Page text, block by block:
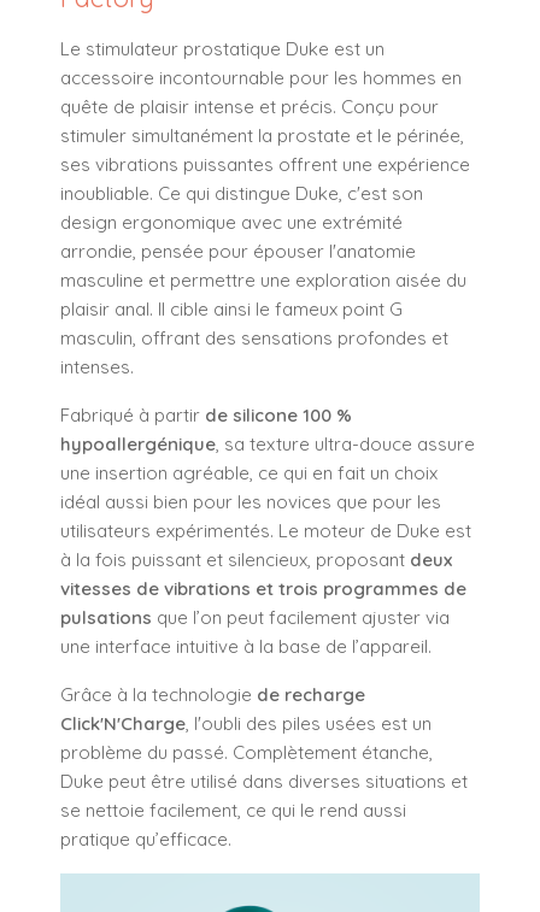
Le stimulateur prostatique Duke est un
accessoire incontournable pour les hommes en
quête de plaisir intense et précis. Conçu pour
stimuler simultanément la prostate et le périnée,
ses vibrations puissantes offrent une expérience
inoubliable. Ce qui distingue Duke, c'est son
design ergonomique avec une extrémité
arrondie, pensée pour épouser l'anatomie
masculine et permettre une exploration aisée du
plaisir anal. Il cible ainsi le fameux point G
masculin, offrant des sensations profondes et
intenses.
Fabriqué à partir de silicone 100 %
hypoallergénique, sa texture ultra-douce assure
une insertion agréable, ce qui en fait un choix
idéal aussi bien pour les novices que pour les
utilisateurs expérimentés. Le moteur de Duke est
à la fois puissant et silencieux, proposant deux
vitesses de vibrations et trois programmes de
pulsations que l’on peut facilement ajuster via
une interface intuitive à la base de l’appareil.
Grâce à la technologie de recharge
Click'N'Charge, l'oubli des piles usées est un
problème du passé. Complètement étanche,
Duke peut être utilisé dans diverses situations et
se nettoie facilement, ce qui le rend aussi
pratique qu’efficace.